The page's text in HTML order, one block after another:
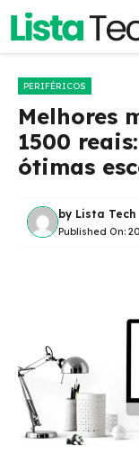
Pular
o
PERIFÉRICOS
Melhores
1500
ótimas
by Lista Tech
Published On: